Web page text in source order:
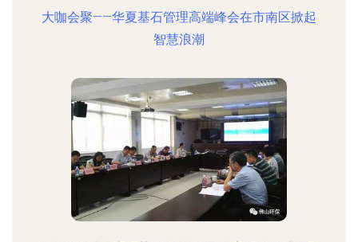
大咖会聚——华夏基石管理高端峰会在市南区掀起
智慧浪潮